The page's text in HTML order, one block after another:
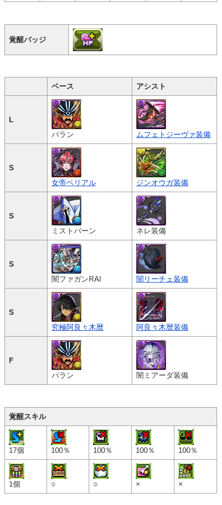
覚醒バッジ
ベース アシスト
L
バラン
ムフェトジーヴァ装備
S
女帝ベリアル
ジンオウガ装備
S
ミストバーン
ネレ装備
S
闇ファガンRAI
闇リーチェ装備
S
究極阿良々木暦
阿良々木暦装備
F
バラン
闇ミアーダ装備
覚醒スキル
17個 100％ 100％ 100％ 100％
1個 ○ ○ × ×